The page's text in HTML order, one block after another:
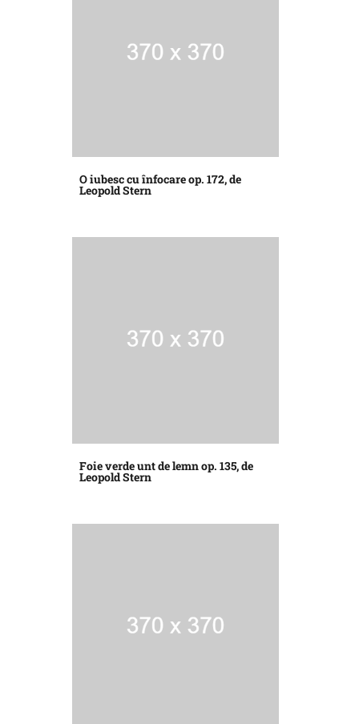
O iubesc cu înfocare op. 172, de
Leopold Stern
Foie verde unt de lemn op. 135, de
Leopold Stern